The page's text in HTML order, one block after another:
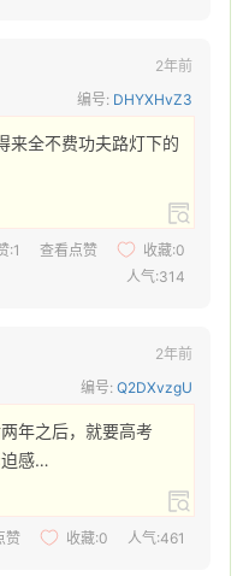
2年前
编号: DHYXHvZ3
来全不费功夫路灯下的
:1 查看点赞 收藏:0
人气:314
2年前
编号:Q2DXvzgU
年之后，就要高考
感…
赞 收藏:0 人气:461